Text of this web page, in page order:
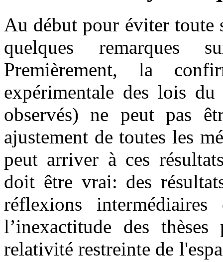
Au début pour éviter toute
quelques remarques
Premièrement, la
expérimentale des lois
observés) ne peut pas
ajustement de toutes les
peut arriver à ces
doit être vrai: des
réflexions
l’inexactitude des
relativité restreinte de